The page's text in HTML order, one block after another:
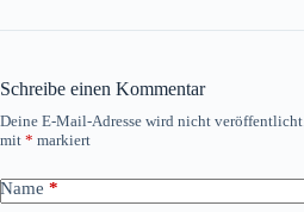
Schreibe einen Kommentar
Deine E-Mail-Adresse wird nicht veröffentlicht.
mit * markiert
Name *